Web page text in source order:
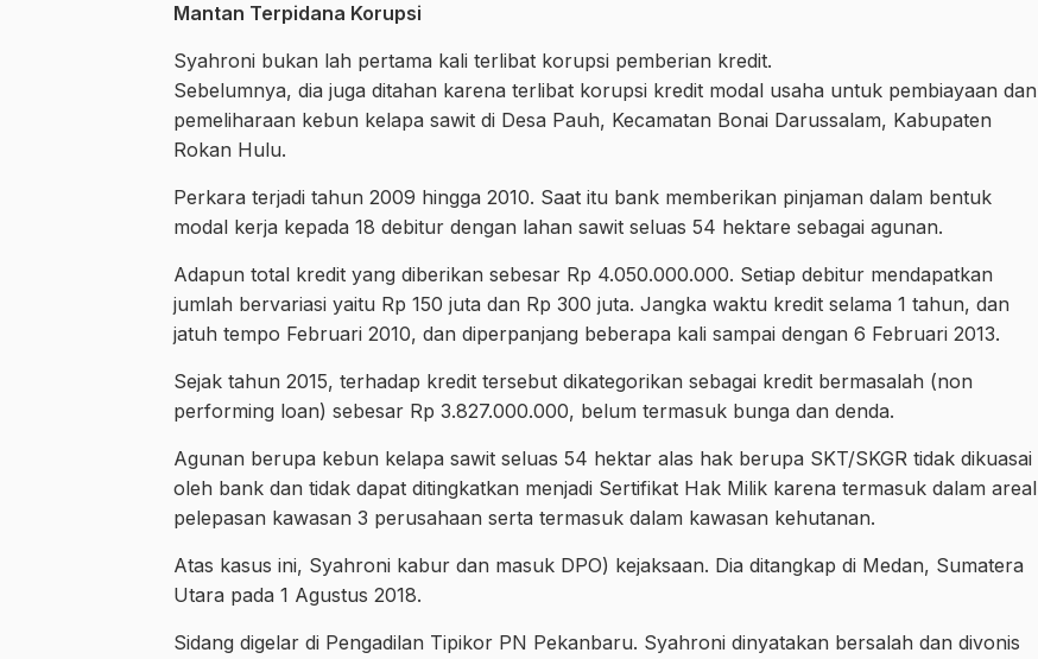
Mantan Terpidana Korupsi
Syahroni bukan lah pertama kali terlibat korupsi pemberian kredit.
Sebelumnya, dia juga ditahan karena terlibat korupsi kredit modal usaha untuk pembiayaan dan
pemeliharaan kebun kelapa sawit di Desa Pauh, Kecamatan Bonai Darussalam, Kabupaten
Rokan Hulu.
Perkara terjadi tahun 2009 hingga 2010. Saat itu bank memberikan pinjaman dalam bentuk
modal kerja kepada 18 debitur dengan lahan sawit seluas 54 hektare sebagai agunan.
Adapun total kredit yang diberikan sebesar Rp 4.050.000.000. Setiap debitur mendapatkan
jumlah bervariasi yaitu Rp 150 juta dan Rp 300 juta. Jangka waktu kredit selama 1 tahun, dan
jatuh tempo Februari 2010, dan diperpanjang beberapa kali sampai dengan 6 Februari 2013.
Sejak tahun 2015, terhadap kredit tersebut dikategorikan sebagai kredit bermasalah (non
performing loan) sebesar Rp 3.827.000.000, belum termasuk bunga dan denda.
Agunan berupa kebun kelapa sawit seluas 54 hektar alas hak berupa SKT/SKGR tidak dikuasai
oleh bank dan tidak dapat ditingkatkan menjadi Sertifikat Hak Milik karena termasuk dalam areal
pelepasan kawasan 3 perusahaan serta termasuk dalam kawasan kehutanan.
Atas kasus ini, Syahroni kabur dan masuk DPO) kejaksaan. Dia ditangkap di Medan, Sumatera
Utara pada 1 Agustus 2018.
Sidang digelar di Pengadilan Tipikor PN Pekanbaru. Syahroni dinyatakan bersalah dan divonis